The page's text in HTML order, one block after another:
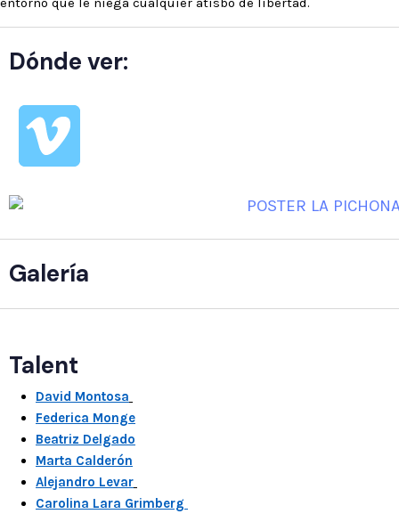
Dónde ver:
Galería
Talent
David Montosa
Federica Monge
Beatriz Delgado
Marta Calderón
Alejandro Levar
Carolina Lara Grimberg